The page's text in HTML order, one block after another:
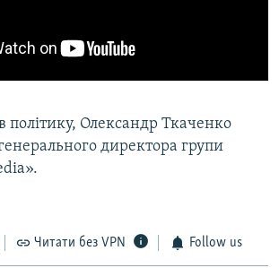
політику, Олександр Ткаченко
директора групи
Читати без VPN Follow us